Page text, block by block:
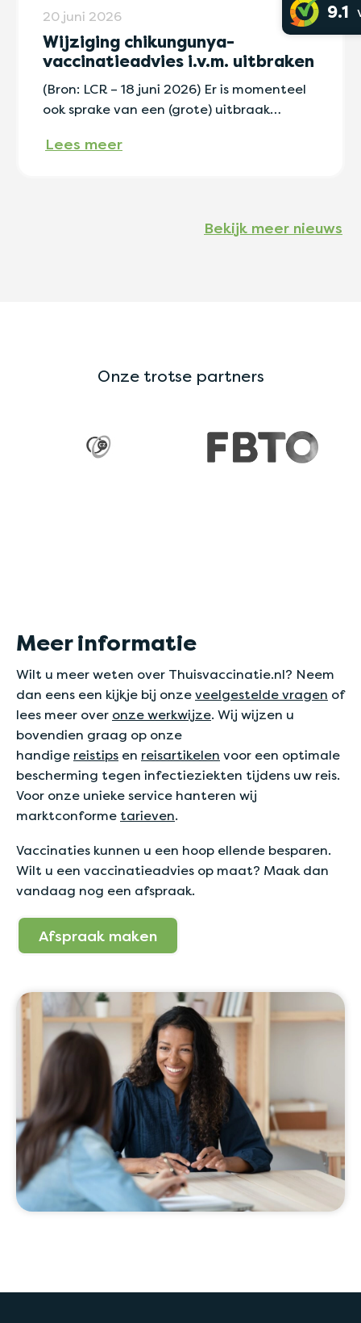
20 juni 2026
Wijziging chikungunya-
vaccinatieadvies i.v.m. uitbraken
(Bron: LCR – 18 juni 2026) Er is momenteel
ook sprake van een (grote) uitbraak…
Lees meer
Bekijk meer nieuws
Onze trotse partners
Meer informatie
Wilt u meer weten over Thuisvaccinatie.nl? Neem
dan eens een kijkje bij onzeveelgestelde vragen of
lees meer over onze werkwijze. Wij wijzen u
bovendien graag op onze
handige reistips en reisartikelen voor een optimale
bescherming tegen infectieziekten tijdens uw reis.
Voor onze unieke service hanteren wij
marktconforme tarieven.
Vaccinaties kunnen u een hoop ellende besparen.
Wilt u een vaccinatieadvies op maat? Maak dan
vandaag nog een afspraak.
Afspraak maken
9.1